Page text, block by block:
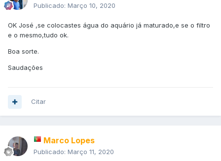
Publicado: Março 10, 2020
OK José ,se colocastes água do aquário já maturado,e se o filtro
e o mesmo,tudo ok.
Boa sorte.
Saudações
Citar
Marco Lopes
Publicado: Março 11, 2020